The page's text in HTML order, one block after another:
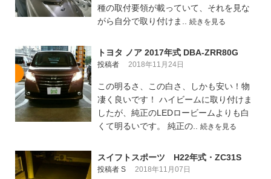
種の取付要領が載っていて、それを見な
がら自分で取り付けま.. 続きを見る
トヨタ ノア 2017年式 DBA-ZRR80G
投稿者 2018年11月24日
この明るさ、この白さ、しかも安い！物
凄く良いです！ ハイビームに取り付けま
したが、純正のLEDロービームよりも白
くて明るいです。 純正の.. 続きを見る
スイフトスポーツ H22年式・ZC31S
投稿者 S 2018年11月07日